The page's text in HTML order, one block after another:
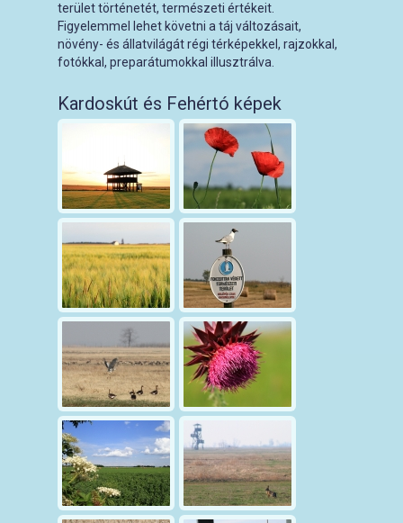
terület történetét, természeti értékeit.
Figyelemmel lehet követni a táj változásait,
növény- és állatvilágát régi térképekkel, rajzokkal,
fotókkal, preparátumokkal illusztrálva.
Kardoskút és Fehértó képek